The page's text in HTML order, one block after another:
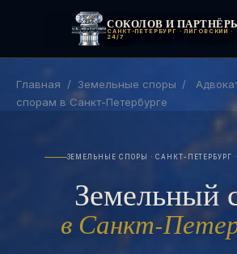
СОКОЛОВ И
САНКТ-ПЕТЕРБУРГ · ЛИГОВСКИЙ ·
24/7
Главная / Земельные споры /
спорам в Санкт-Петербурге
ЗЕМЕЛЬНЫЕ СПОРЫ · САНКТ-ПЕТЕРБУРГ
Земельный
в Санкт-